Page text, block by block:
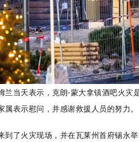
兰当天表示，克朗-蒙大拿镇酒吧火灾
属表示慰问，并感谢救援人员的努力。
到了火灾现场，并在瓦莱州首府锡永